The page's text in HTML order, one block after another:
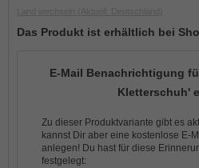
Das Produkt ist erhältlich bei
E-Mail Benachrichtigung
Kletterschuh'
Zu dieser Produktvariante gibt es
kannst Dir aber eine kostenlose E-
anlegen! Du hast für diese
festgelegt: